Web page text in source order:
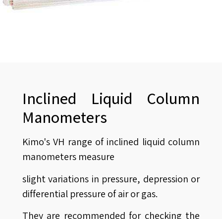
Inclined Liquid Column
Manometers
Kimo's VH range of inclined liquid column
manometers measure
slight variations in pressure, depression or
differential pressure of air or gas.
They are recommended for checking the